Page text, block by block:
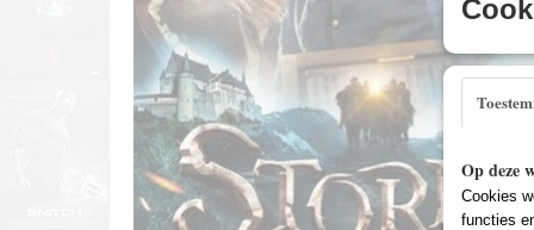
Op deze
Cookies
functies